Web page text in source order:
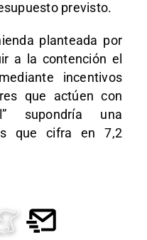
previsto.
planteada por
a la contención el
incentivos
que actúen con
supondría una
que cifra en 7,2